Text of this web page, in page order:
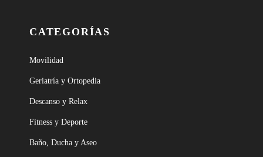
CATEGORÍAS
Movilidad
Geriatría y Ortopedia
Descanso y Relax
Fitness y Deporte
Baño, Ducha y Aseo